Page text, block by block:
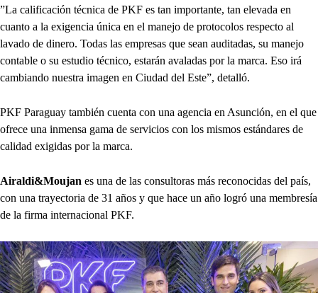
”La calificación técnica de PKF es tan importante, tan elevada en
cuanto a la exigencia única en el manejo de protocolos respecto al
lavado de dinero. Todas las empresas que sean auditadas, su manejo
contable o su estudio técnico, estarán avaladas por la marca. Eso irá
cambiando nuestra imagen en Ciudad del Este”, detalló.
PKF Paraguay también cuenta con una agencia en Asunción, en el que
ofrece una inmensa gama de servicios con los mismos estándares de
calidad exigidas por la marca.
Airaldi&Moujan es una de las consultoras más reconocidas del país,
con una trayectoria de 31 años y que hace un año logró una membresía
de la firma internacional PKF.